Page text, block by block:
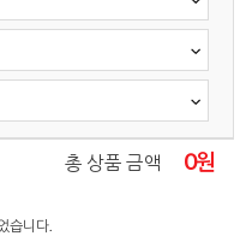
총 상품 금액 0원
습니다.